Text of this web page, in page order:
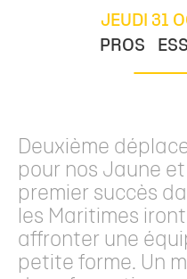
JEUDI 31
PROS
Deuxième
pour nos Jaune
premier succès
les Maritimes
affronter une
petite forme. Un